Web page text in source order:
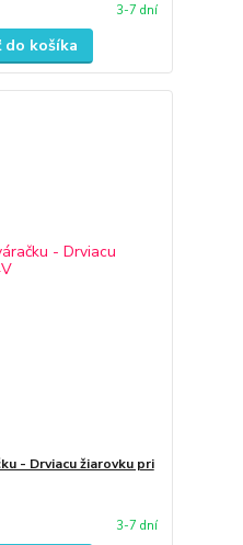
3-7 dní
do košíka
- Drviacu žiarovku pri
3-7 dní